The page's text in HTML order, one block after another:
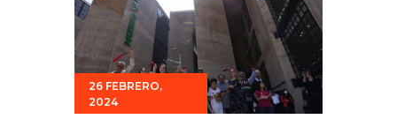
Eventos
Promociones
Noticias
Para ti
26 FEBRERO,
2024